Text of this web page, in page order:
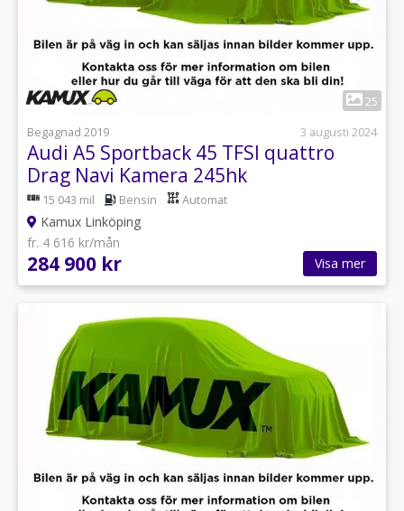
25
Begagnad 2019
3 augusti 2024
Audi A5 Sportback 45 TFSI quattro
Drag Navi Kamera 245hk
15 043 mil Bensin Automat
Kamux Linköping
fr. 4 616 kr/mån
284 900 kr Visa mer